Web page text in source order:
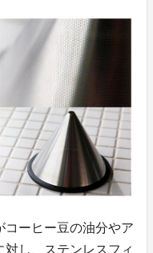
コーヒー豆の油分やア
対し、ステンレスフィ